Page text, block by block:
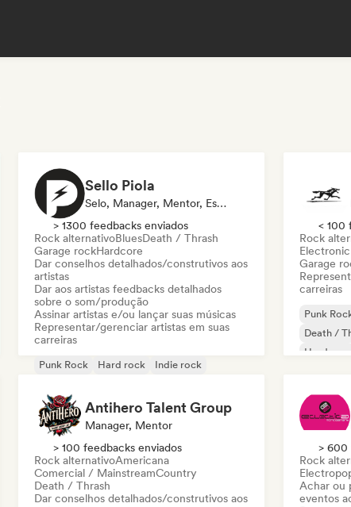
Sello Piola
Selo, Manager, Mentor, Especialista Em Som
> 1300 feedbacks enviados
Rock alternativoBluesDeath / Thrash
Garage rockHardcore
Dar conselhos detalhados/construtivos aos
artistas
Dar aos artistas feedbacks detalhados
sobre o som/produção
Assinar artistas e/ou lançar suas músicas
Representar/gerenciar artistas em suas
carreiras
Punk Rock Hard rock
Indie rock
New wave
Pop Punk Pop rock
< 100
Rock
Garage
carreiras
Punk
Death /
Hardcore
Antihero Talent Group
Manager, Mentor
> 100 feedbacks enviados
Rock alternativoAmericana
Comercial / MainstreamCountry
Death / Thrash
Dar conselhos detalhados/construtivos aos
> 600
Rock
Achar ou
eventos